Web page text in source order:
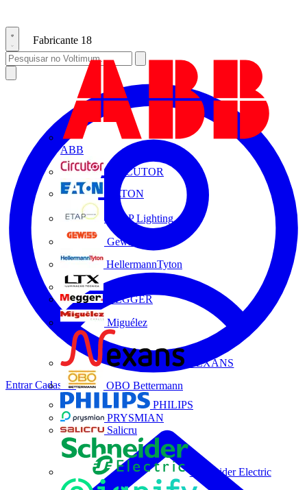
Fabricante 18
ABB
CIRCUTOR
EATON
ETAP Lighting
Gewiss
HellermannTyton
MEGGER
Miguélez
NEXANS
OBO Bettermann
PHILIPS
PRYSMIAN
Salicru
Schneider Electric
EntrarCadastrar